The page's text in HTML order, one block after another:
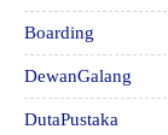
Boarding
DewanGalang
DutaPustaka